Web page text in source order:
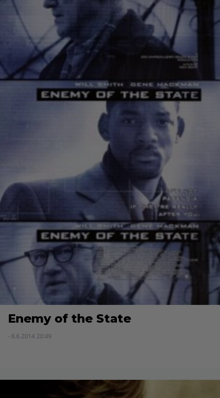
Enemy of the State
- 8.6.2014 20:49